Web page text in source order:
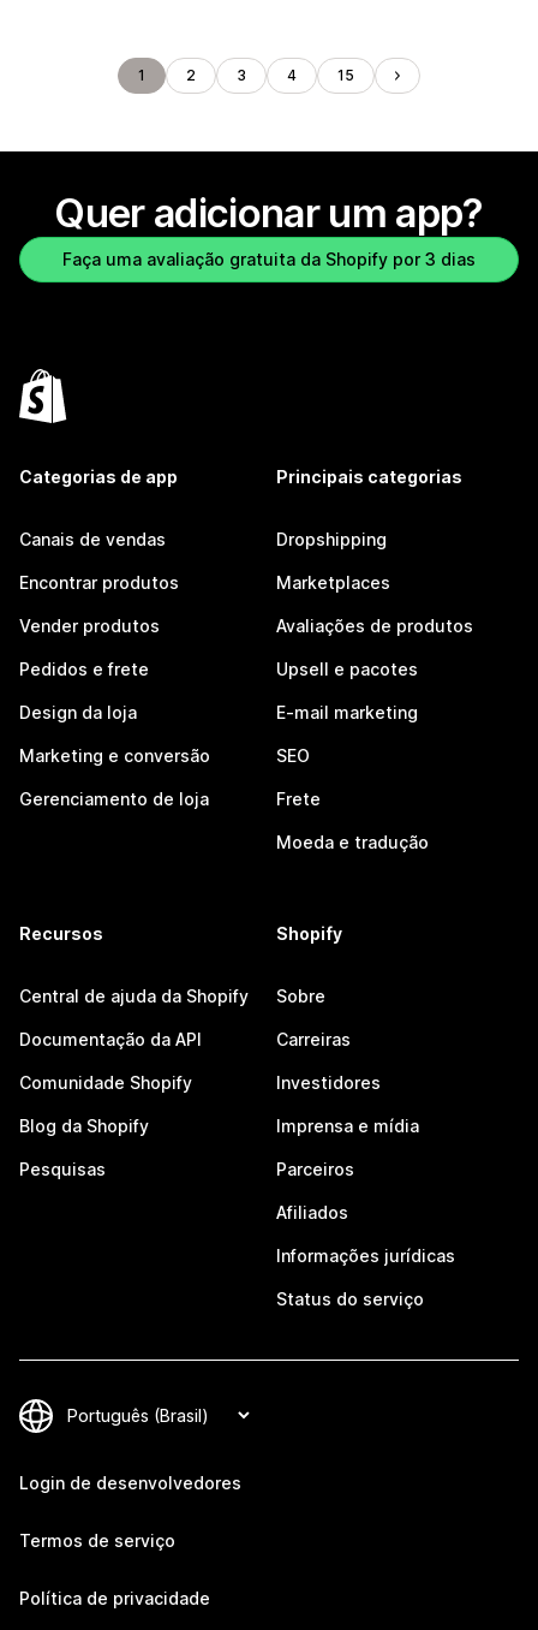
1 2 3 4 15
Quer adicionar um app?
Faça uma avaliação gratuita da Shopify por 3 dias
Categorias de app
Canais de vendas
Encontrar produtos
Vender produtos
Pedidos e frete
Design da loja
Marketing e conversão
Gerenciamento de loja
Principais categorias
Dropshipping
Marketplaces
Avaliações de produtos
Upsell e pacotes
E-mail marketing
SEO
Frete
Moeda e tradução
Recursos
Central de ajuda da Shopify
Documentação da API
Comunidade Shopify
Blog da Shopify
Pesquisas
Shopify
Sobre
Carreiras
Investidores
Imprensa e mídia
Parceiros
Afiliados
Informações jurídicas
Status do serviço
Login de desenvolvedores
Termos de serviço
Política de privacidade